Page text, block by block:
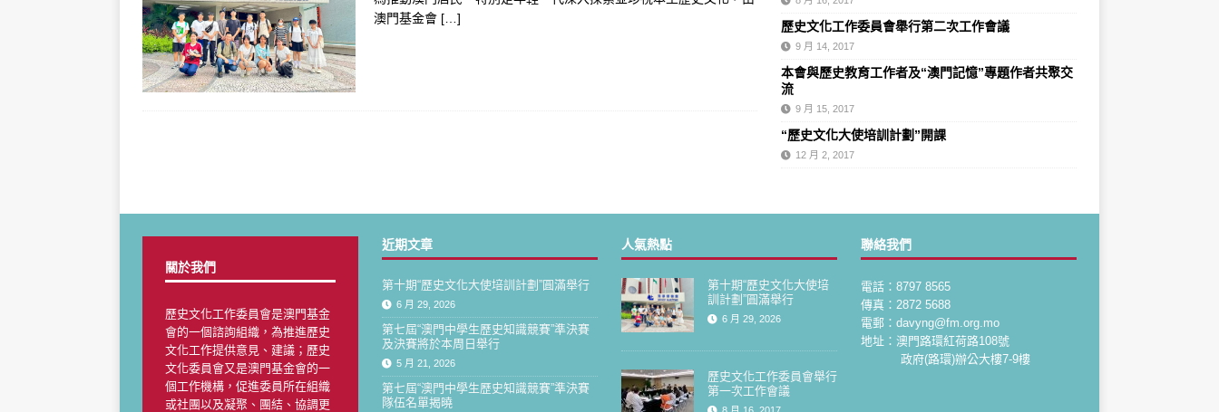
[ 4 月 13, 2026 ] 第十期“歷史文化大使培訓計劃”開課 百名學員共探澳門歷史文脈
[ 1 月 28, 2021 ] 第二屆“澳門中學生歷史知識競賽”現正接受報名
澳門基金會 […]
歷史文化工作委員會舉行第二次工作會議
9 月 14, 2017
本會與歷史教育工作者及“澳門記憶”專題作者共聚交
流
9 月 15, 2017
“歷史文化大使培訓計劃”開課
12 月 2, 2017
關於我們
歷史文化工作委員會是澳門基金
會的一個諮詢組織，為推進歷史
文化工作提供意見、建議；歷史
文化委員會又是澳門基金會的一
個工作機構，促進委員所在組織
或社團以及凝聚、團結、協調更
近期文章
第十期“歷史文化大使培訓計劃”圓滿舉行
6 月 29, 2026
第七屆“澳門中學生歷史知識競賽”準決賽
及決賽將於本周日舉行
5 月 21, 2026
第七屆“澳門中學生歷史知識競賽”準決賽
隊伍名單揭曉
人氣熱點
第十期“歷史文化大使培
訓計劃”圓滿舉行
6 月 29, 2026
歷史文化工作委員會舉行
第一次工作會議
聯絡我們
電話：8797 8565
傳真：2872 5688
電郵：davyng@fm.org.mo
地址：澳門路環紅荷路108號
政府(路環)辦公大樓7-9樓